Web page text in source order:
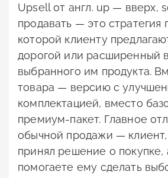
Upsell от англ. up — вверх,
продавать — это стратегия
которой клиенту
дорогой или расширенный
выбранного им продукта.
товара — версию с
комплектацией, вместо
премиум-пакет. Главное
обычной продажи —
принял решение о покупке,
помогаете ему сделать